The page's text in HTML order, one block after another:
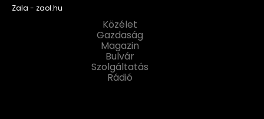
Zala - zaol.hu
Közélet
Gazdaság
Magazin
Bulvár
Szolgáltatás
Rádió